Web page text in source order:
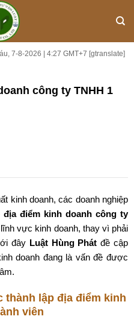
7-8-2026 | 4:27 GMT+7 [gtranslate]
công ty TNHH 1
kinh doanh, các doanh nghiệp
địa điểm kinh doanh công ty
vực kinh doanh, thay vì phải
đây Luật Hùng Phát đề cập
doanh đang là vấn đề được
lập địa điểm kinh
viên